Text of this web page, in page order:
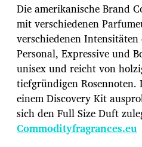
Die amerikanische Brand
mit verschiedenen
verschiedenen
Personal, Expressive und
unisex und reicht von
tiefgründigen
einem Discovery Kit
sich den Full Size Duft
Commodityfragrances.eu